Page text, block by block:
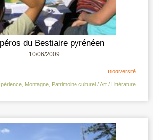
du Bestiaire pyrénéen
10/06/2009
Biodiversité
Montagne Patrimoine culturel / Art / Littérature